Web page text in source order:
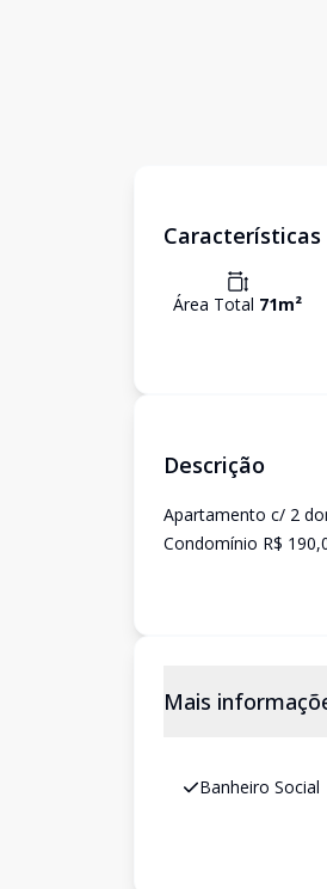
Características
Área Total 71m²
Descrição
Apartamento c/ 2
Condomínio R$
Mais
Banheiro Social